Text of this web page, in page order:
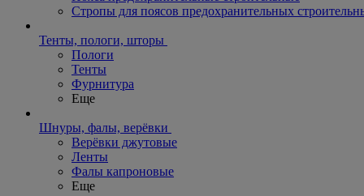
Стропы для поясов предохранительных
Тенты, пологи, шторы
Пологи
Тенты
Фурнитура
Еще
Шнуры, фалы, верёвки
Верёвки джутовые
Ленты
Фалы капроновые
Еще